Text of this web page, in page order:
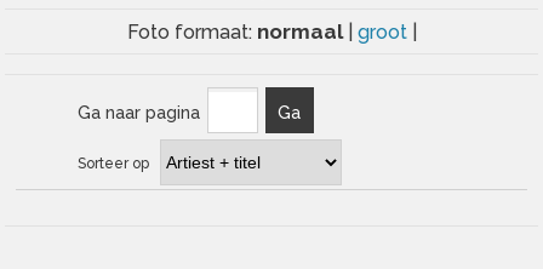
Foto formaat: normaal groot
Ga naar pagina Ga
Sorteer op